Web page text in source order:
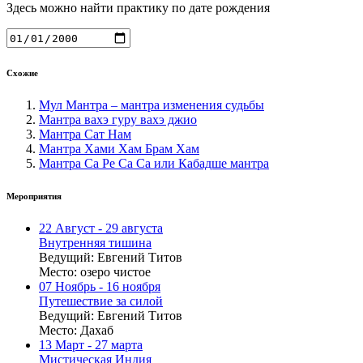
Здесь можно найти практику по дате рождения
Схожие
Мул Мантра – мантра изменения судьбы
Мантра вахэ гуру вахэ джио
Мантра Сат Нам
Мантра Хами Хам Брам Хам
Мантра Са Ре Са Са или Кабадше мантра
Мероприятия
22 Август - 29 августа
Внутренняя тишина
Ведущий: Евгений Титов
Место: озеро чистое
07 Ноябрь - 16 ноября
Путешествие за силой
Ведущий: Евгений Титов
Место: Дахаб
13 Март - 27 марта
Мистическая Индия